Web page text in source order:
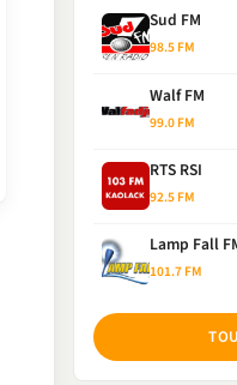
Sud FM
98.5 FM
Walf FM
99.0 FM
RTS RSI
92.5 FM
Lamp Fall
101.7 FM